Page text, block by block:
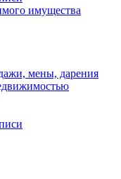
имущества
мены, дарения